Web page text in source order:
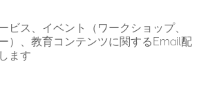
ビス、イベント（ワークショップ、
）、教育コンテンツに関するEmail配
ます